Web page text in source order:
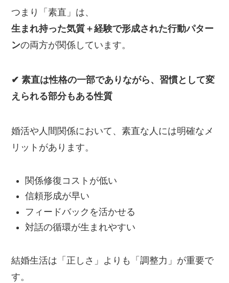
つまり「素直」は、
生まれ持った気質＋経験で形成された行動パター
ンの両方が関係しています。
✔ 素直は性格の一部でありながら、習慣として変
えられる部分もある性質
婚活や人間関係において、素直な人には明確なメ
リットがあります。
関係修復コストが低い
信頼形成が早い
フィードバックを活かせる
対話の循環が生まれやすい
結婚生活は「正しさ」よりも「調整力」が重要で
す。